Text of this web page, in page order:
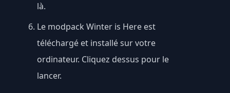
là.
Le modpack Winter is Here est
téléchargé et installé sur votre
ordinateur. Cliquez dessus pour le
lancer.